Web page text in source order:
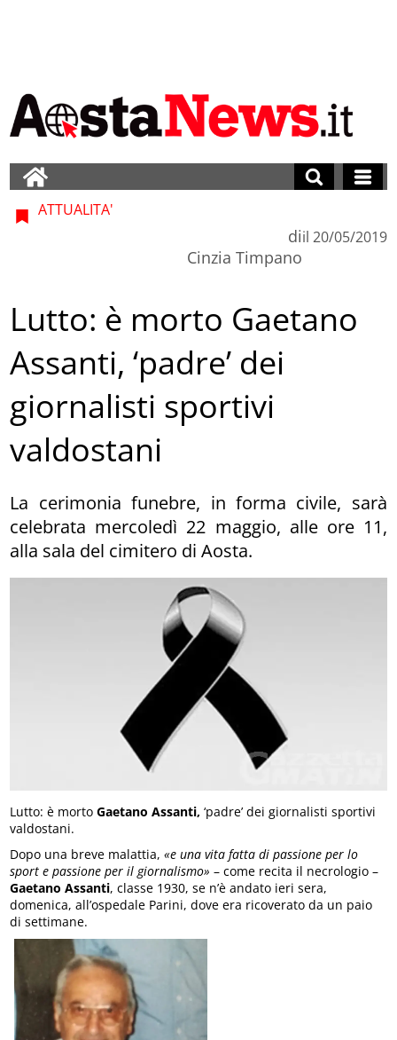
ATTUALITA'
di
Cinzia Timpano
il 20/05/2019
Lutto: è morto Gaetano
Assanti, ‘padre’ dei
giornalisti sportivi
valdostani
La cerimonia funebre, in forma civile, sarà
celebrata mercoledì 22 maggio, alle ore 11,
alla sala del cimitero di Aosta.
Lutto: è morto Gaetano Assanti, ‘padre’ dei giornalisti sportivi
valdostani.
Dopo una breve malattia, «e una vita fatta di passione per lo
sport e passione per il giornalismo»– come recita il necrologio –
Gaetano Assanti, classe 1930, se n’è andato ieri sera,
domenica, all’ospedale Parini, dove era ricoverato da un paio
di settimane.